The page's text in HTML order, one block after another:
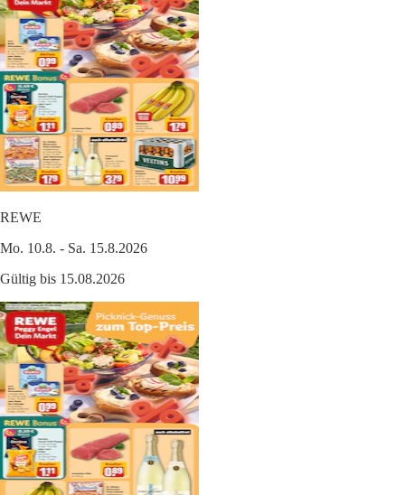
REWE
Mo. 10.8. - Sa. 15.8.2026
Gültig bis 15.08.2026